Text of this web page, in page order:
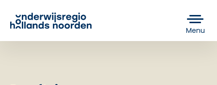
Menu